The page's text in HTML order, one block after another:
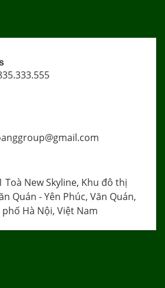
Toà New Skyline, Khu đô thị
Quán - Yên Phúc, Văn Quán,
Hà Nội, Việt Nam